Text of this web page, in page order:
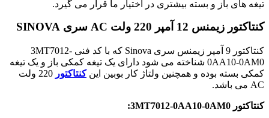
تیغه های باز و بسته بیشتری در اختیار ما قرار می گیرد.
کنتاکتور زیمنس 12 آمپر 220 ولت AC سری SINOVA
کنتاکتور 9 آمپر زیمنس سری Sinova که با کد فنی
3MT7012-
0AA10-0AM0 شناخته می شود دارای یک تیغه کمکی باز و یک تیغه
کمکی بسته بوده و همچنین ولتاژ کار بوبین اینکنتاکتور
220 ولت
AC می باشد.
کنتاکتور 3MT7012-0AA10-0AM0
: